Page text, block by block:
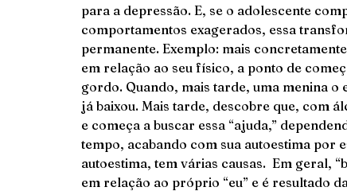
para a depressão. E, se o adolescente
comportamentos exagerados, essa
permanente. Exemplo: mais
em relação ao seu físico, a ponto de
gordo. Quando, mais tarde, uma menina o
já baixou. Mais tarde, descobre que, com
e começa a buscar essa “ajuda,”
tempo, acabando com sua autoestima por
autoestima, tem várias causas. Em geral,
em relação ao próprio “eu” e é resultado